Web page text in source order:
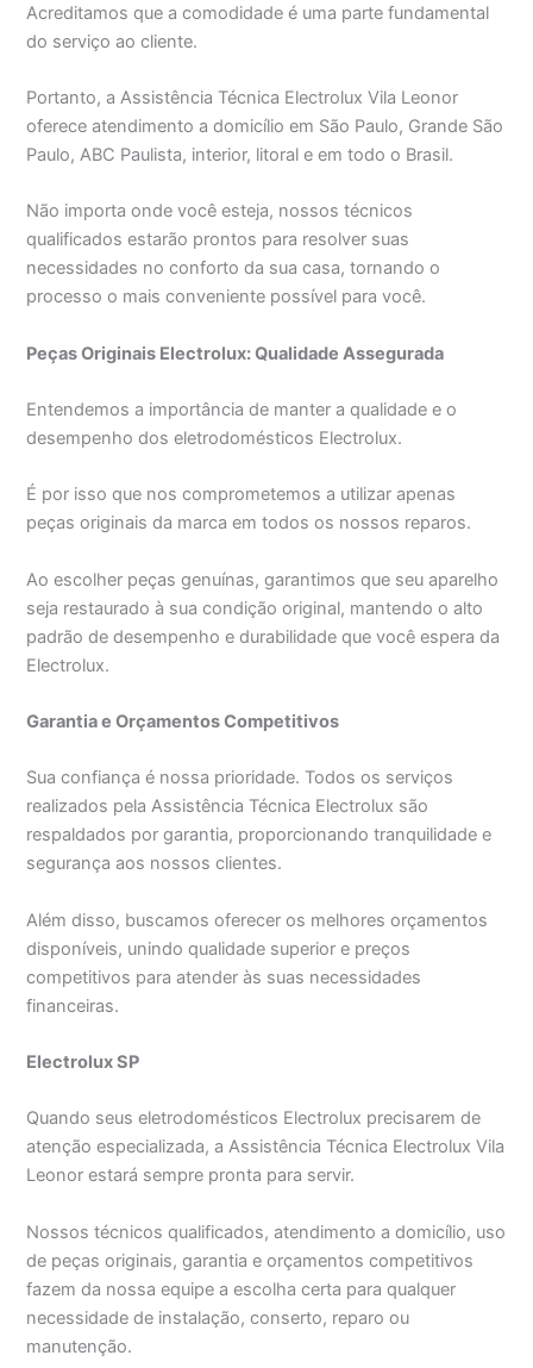
Acreditamos que a comodidade é uma parte fundamental
do serviço ao cliente.
Portanto, a Assistência Técnica Electrolux Vila Leonor
oferece atendimento a domicílio em São Paulo, Grande São
Paulo, ABC Paulista, interior, litoral e em todo o Brasil.
Não importa onde você esteja, nossos técnicos
qualificados estarão prontos para resolver suas
necessidades no conforto da sua casa, tornando o
processo o mais conveniente possível para você.
Peças Originais Electrolux: Qualidade Assegurada
Entendemos a importância de manter a qualidade e o
desempenho dos eletrodomésticos Electrolux.
É por isso que nos comprometemos a utilizar apenas
peças originais da marca em todos os nossos reparos.
Ao escolher peças genuínas, garantimos que seu aparelho
seja restaurado à sua condição original, mantendo o alto
padrão de desempenho e durabilidade que você espera da
Electrolux.
Garantia e Orçamentos Competitivos
Sua confiança é nossa prioridade. Todos os serviços
realizados pela Assistência Técnica Electrolux são
respaldados por garantia, proporcionando tranquilidade e
segurança aos nossos clientes.
Além disso, buscamos oferecer os melhores orçamentos
disponíveis, unindo qualidade superior e preços
competitivos para atender às suas necessidades
financeiras.
Electrolux SP
Quando seus eletrodomésticos Electrolux precisarem de
atenção especializada, a Assistência Técnica Electrolux Vila
Leonor estará sempre pronta para servir.
Nossos técnicos qualificados, atendimento a domicílio, uso
de peças originais, garantia e orçamentos competitivos
fazem da nossa equipe a escolha certa para qualquer
necessidade de instalação, conserto, reparo ou
manutenção.